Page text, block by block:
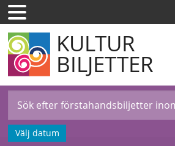
KULTUR
BILJETTER
Välj datum